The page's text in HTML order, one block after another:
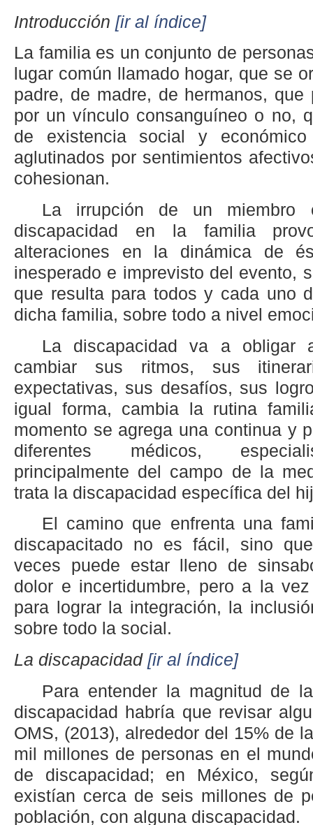
Introducción [ir al índice]
La familia es un conjunto de
lugar común llamado hogar, que se
padre, de madre, de hermanos, que
por un vínculo consanguíneo o no,
de existencia social y
aglutinados por sentimientos
cohesionan.
La irrupción de un miembro
discapacidad en la familia
alteraciones en la dinámica de
inesperado e imprevisto del evento,
que resulta para todos y cada uno
dicha familia, sobre todo a nivel
La discapacidad va a
cambiar sus ritmos, sus
expectativas, sus desafíos, sus
igual forma, cambia la rutina
momento se agrega una continua y
diferentes médicos,
principalmente del campo de la
trata la discapacidad específica del
El camino que enfrenta una
discapacitado no es fácil, sino
veces puede estar lleno de
dolor e incertidumbre, pero a la
para lograr la integración, la
sobre todo la social.
La discapacidad [ir al índice]
Para entender la magnitud de
discapacidad habría que revisar
OMS, (2013), alrededor del 15% de
mil millones de personas en el
de discapacidad; en México,
existían cerca de seis millones de
población, con alguna discapacidad.